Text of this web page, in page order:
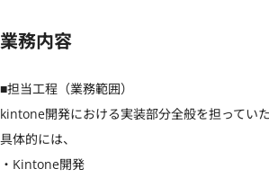
業務内容
■担当工程（業務範囲）
kintone開発における実装部分全般を担っていた
具体的には、
・Kintone開発